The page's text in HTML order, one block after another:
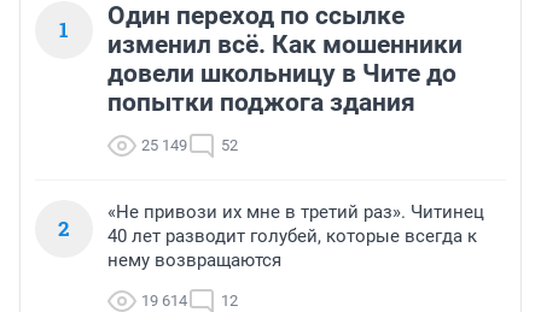
1
Один переход по ссылке
изменил всё. Как мошенники
довели школьницу в Чите до
попытки поджога здания
25 149 52
2
«Не привози их мне в третий раз». Читинец
40 лет разводит голубей, которые всегда к
нему возвращаются
19 614 12